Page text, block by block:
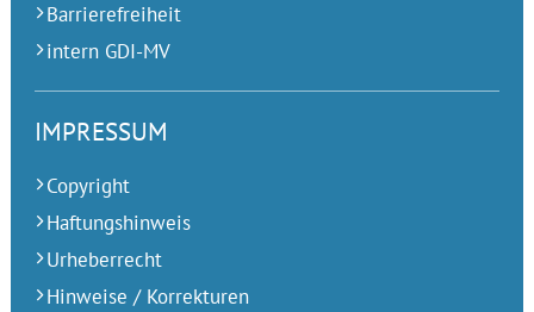
Barrierefreiheit
intern GDI-MV
IMPRESSUM
Copyright
Haftungshinweis
Urheberrecht
Hinweise / Korrekturen